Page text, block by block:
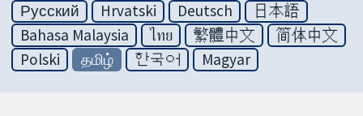
Русский
Hrvatski Deutsch
日本語
Bahasa Malaysia
ไทย 繁體中文
简体中文
Polski
தமிழ் 한국어 Magyar